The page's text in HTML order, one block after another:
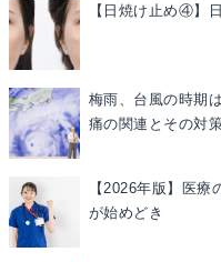
【日焼け止め④】
梅雨、台風の時期
痛の関連とその対
【2026年版】医
が始めどき